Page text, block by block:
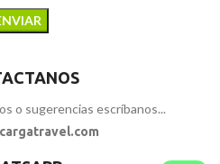
o sugerencias escríbanos...